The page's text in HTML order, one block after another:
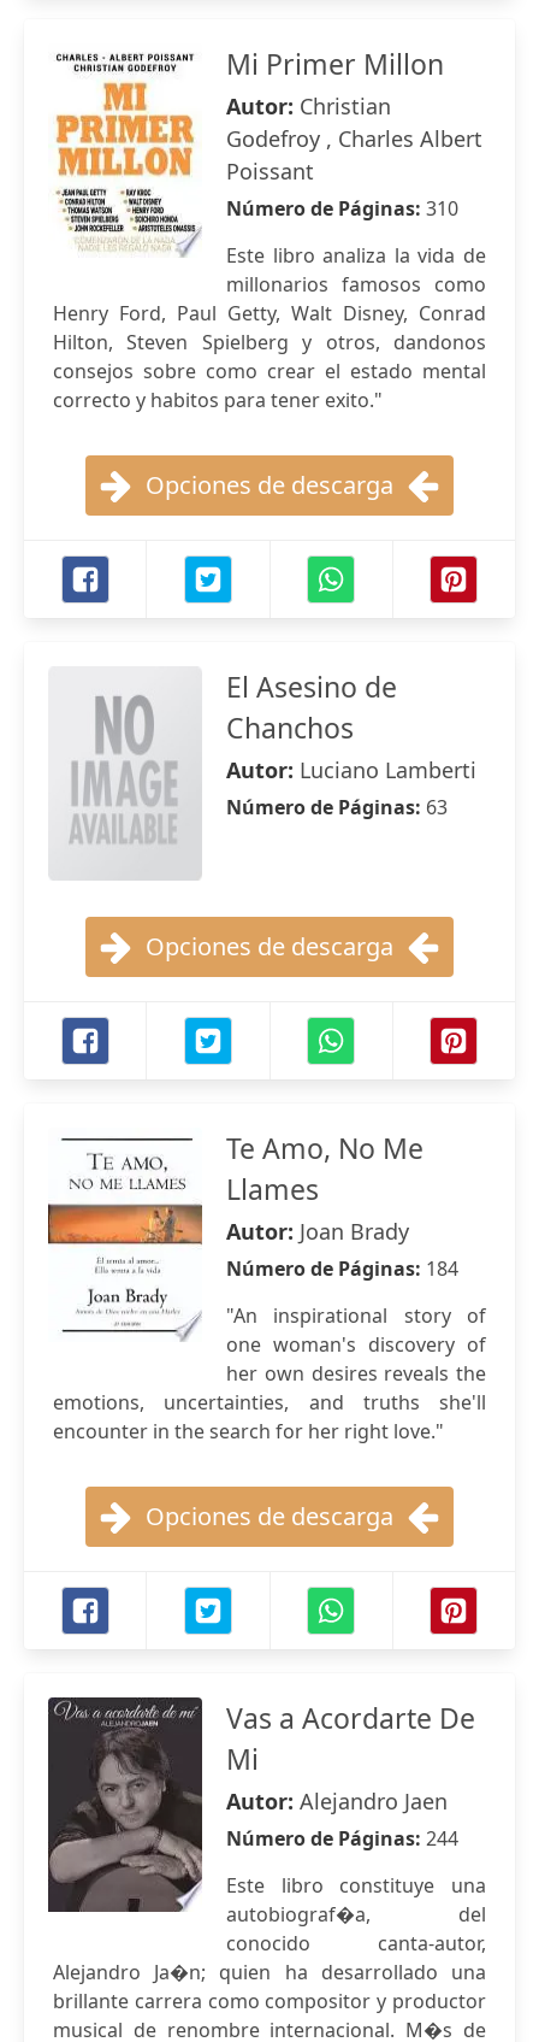
Mi Primer Millon
Autor: Christian
Godefroy , Charles Albert
Poissant
Número de Páginas: 310
Este libro analiza la vida de
millonarios famosos como
Henry Ford, Paul Getty, Walt Disney, Conrad
Hilton, Steven Spielberg y otros, dandonos
consejos sobre como crear el estado mental
correcto y habitos para tener exito."
Opciones de descarga
El Asesino de
Chanchos
Autor: Luciano Lamberti
Número de Páginas: 63
Opciones de descarga
Te Amo, No Me
Llames
Autor: Joan Brady
Número de Páginas: 184
"An inspirational story of
one woman's discovery of
her own desires reveals the
emotions, uncertainties, and truths she'll
encounter in the search for her right love."
Opciones de descarga
Vas a Acordarte De
Mi
Autor: Alejandro Jaen
Número de Páginas: 244
Este libro constituye una
autobiograf�a, del
conocido canta-autor,
Alejandro Ja�n; quien ha desarrollado una
brillante carrera como compositor y productor
musical de renombre internacional. M�s de